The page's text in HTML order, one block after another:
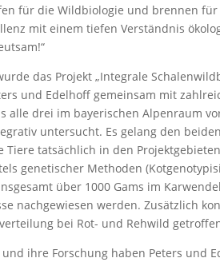
für die Wildbiologie und brennen
mit einem tiefen Verständnis
das Projekt „Integrale
und Edelhoff gemeinsam mit
alle drei im bayerischen Alpenraum
untersucht. Es gelang den
Tiere tatsächlich in den
genetischer Methoden
über 1000 Gams im
nachgewiesen werden. Zusätzlich
bei Rot- und Rehwild
ihre Forschung haben Peters und